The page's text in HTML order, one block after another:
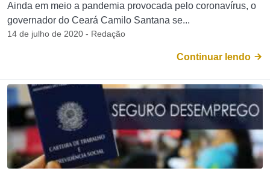
Ainda em meio a pandemia provocada pelo coronavírus, o
governador do Ceará Camilo Santana se...
14 de julho de 2020 - Redação
Continuar lendo